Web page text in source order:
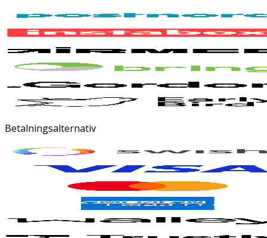
Betalningsalternativ